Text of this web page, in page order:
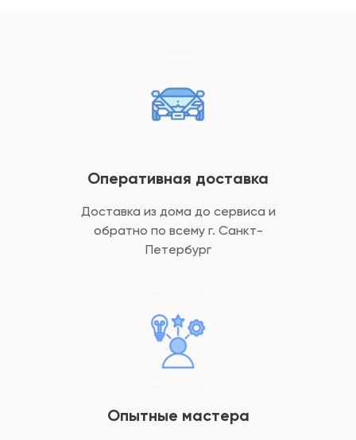
Оперативная доставка
Доставка из дома до сервиса и
обратно по всему г. Санкт-
Петербург
Опытные мастера